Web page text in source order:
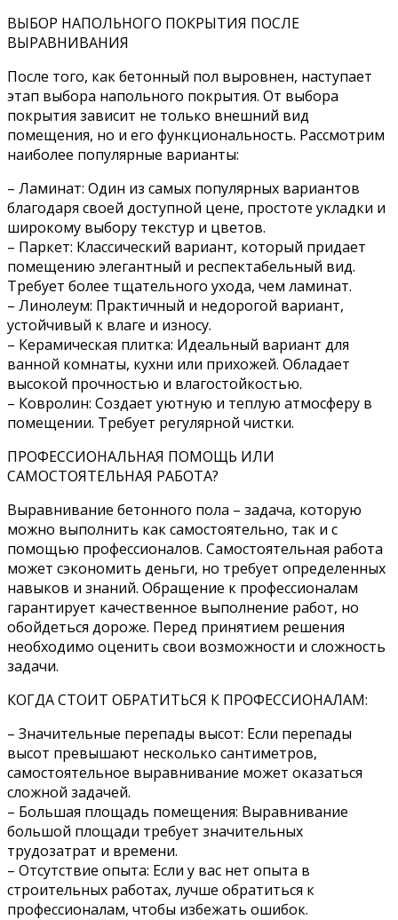
ВЫБОР НАПОЛЬНОГО ПОКРЫТИЯ ПОСЛЕ
ВЫРАВНИВАНИЯ
После того, как бетонный пол выровнен, наступает
этап выбора напольного покрытия. От выбора
покрытия зависит не только внешний вид
помещения, но и его функциональность. Рассмотрим
наиболее популярные варианты:
– Ламинат: Один из самых популярных вариантов
благодаря своей доступной цене, простоте укладки и
широкому выбору текстур и цветов.
– Паркет: Классический вариант, который придает
помещению элегантный и респектабельный вид.
Требует более тщательного ухода, чем ламинат.
– Линолеум: Практичный и недорогой вариант,
устойчивый к влаге и износу.
– Керамическая плитка: Идеальный вариант для
ванной комнаты, кухни или прихожей. Обладает
высокой прочностью и влагостойкостью.
– Ковролин: Создает уютную и теплую атмосферу в
помещении. Требует регулярной чистки.
ПРОФЕССИОНАЛЬНАЯ ПОМОЩЬ ИЛИ
САМОСТОЯТЕЛЬНАЯ РАБОТА?
Выравнивание бетонного пола – задача, которую
можно выполнить как самостоятельно, так и с
помощью профессионалов. Самостоятельная работа
может сэкономить деньги, но требует определенных
навыков и знаний. Обращение к профессионалам
гарантирует качественное выполнение работ, но
обойдеться дороже. Перед принятием решения
необходимо оценить свои возможности и сложность
задачи.
КОГДА СТОИТ ОБРАТИТЬСЯ К ПРОФЕССИОНАЛАМ:
– Значительные перепады высот: Если перепады
высот превышают несколько сантиметров,
самостоятельное выравнивание может оказаться
сложной задачей.
– Большая площадь помещения: Выравнивание
большой площади требует значительных
трудозатрат и времени.
– Отсутствие опыта: Если у вас нет опыта в
строительных работах, лучше обратиться к
профессионалам, чтобы избежать ошибок.